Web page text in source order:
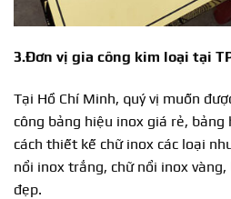
3.Đơn vị gia công kim loại tại
Tại Hồ Chí Minh, quý vị muốn
công bảng hiệu inox giá rẻ, bảng
cách thiết kế chữ inox các loại
nổi inox trắng, chữ nổi inox
đẹp.